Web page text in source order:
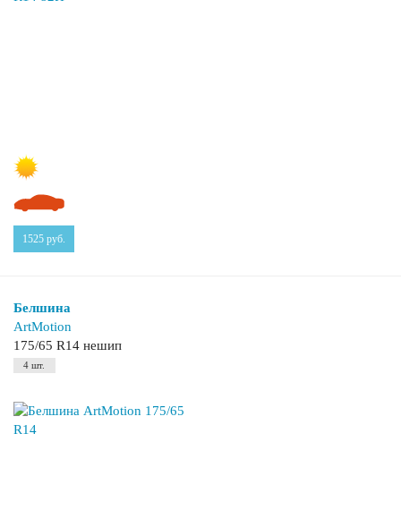
1525 руб.
Белшина
ArtMotion
175/65 R14 нешип
4 шт.